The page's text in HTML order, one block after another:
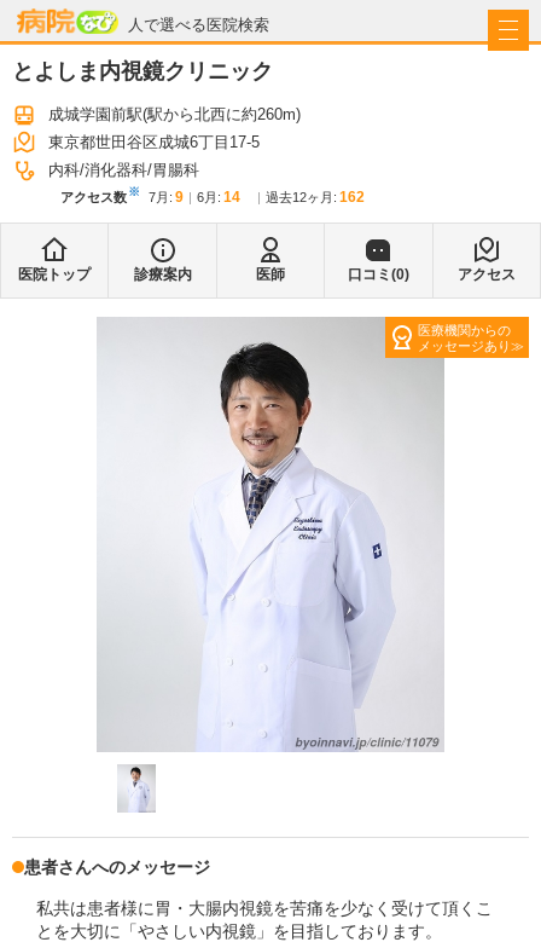
人で選べる医院検索
病院なび
とよしま内視鏡クリニック
成城学園前駅(駅から北西に約260m)
東京都世田谷区成城6丁目17-5
内科 消化器科 胃腸科
アクセス数※ 7月 : 9 6月 : 14 過去12ヶ月: 162
医院トップ 診療案内 医師 口コミ(0) アクセス
医療機関からの
メッセージあり
患者さんへのメッセージ
私共は患者様に胃・大腸内視鏡を苦痛を少なく受けて頂くこ
とを大切に「やさしい内視鏡」を目指しております。